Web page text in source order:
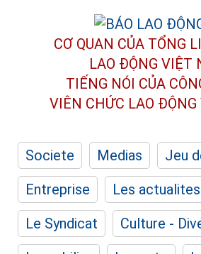
CƠ QUAN CỦA TỔNG
LAO ĐỘNG VIỆT
TIẾNG NÓI CỦA
VIÊN CHỨC LAO ĐỘNG
Societe Medias
Jeu
Entreprise
Les actualites
Le Syndicat
Culture -